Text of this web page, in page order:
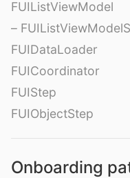
FUIListViewModel
–
FUIDataLoader
FUICoordinator
FUIStep
FUIObjectStep
Onboarding